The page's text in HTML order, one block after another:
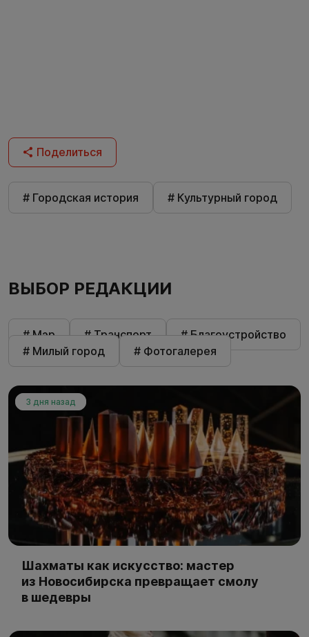
Поделиться
# Городская история # Культурный город
ВЫБОР РЕДАКЦИИ
# Мэр # Транспорт
# Благоустройство
# Милый город
# Фотогалерея
3 дня назад
Шахматы как искусство: мастер
из Новосибирска превращает смолу
в шедевры